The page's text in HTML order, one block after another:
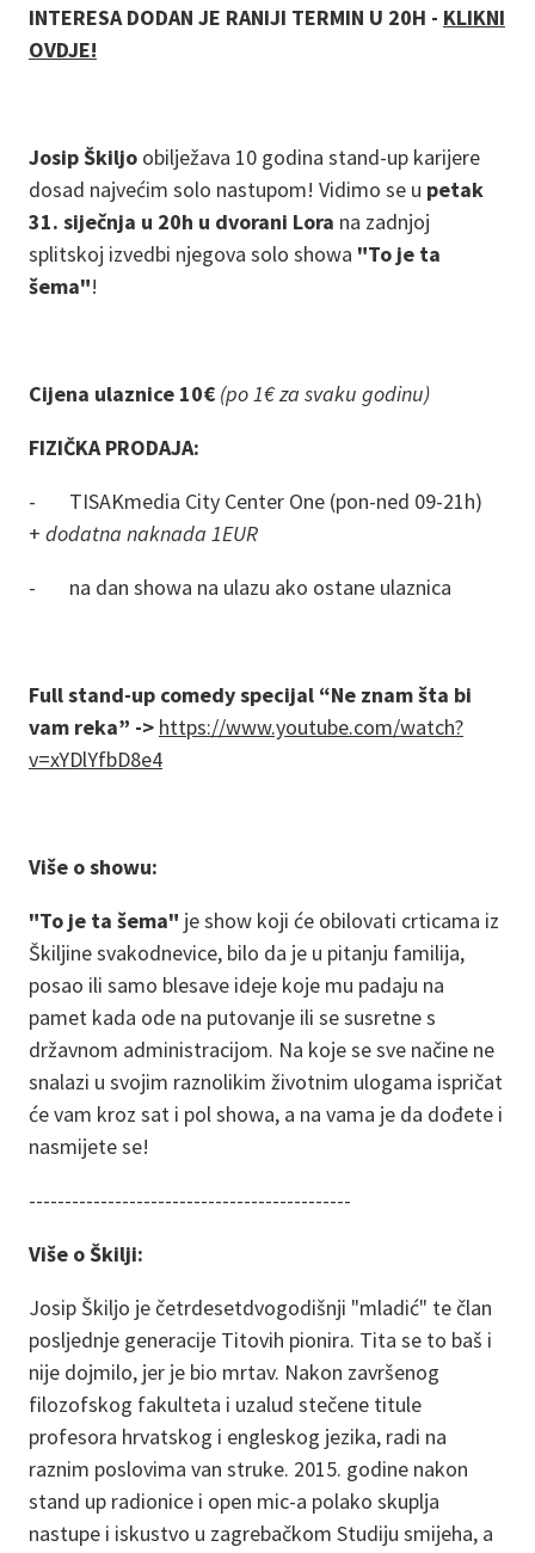
INTERESA DODAN JE RANIJI TERMIN U 20H - KLIKNI
OVDJE!
Josip Škiljo obilježava 10 godina stand-up karijere
dosad najvećim solo nastupom! Vidimo se u petak
31. siječnja u 20h u dvorani Lora na zadnjoj
splitskoj izvedbi njegova solo showa "To je ta
šema"!
Cijena ulaznice 10€ (po 1€ za svaku godinu)
FIZIČKA PRODAJA:
- TISAKmedia City Center One (pon-ned 09-21h)
+ dodatna naknada 1EUR
- na dan showa na ulazu ako ostane ulaznica
Full stand-up comedy specijal “Ne znam šta bi
vam reka” -> https://www.youtube.com/watch?
v=xYDlYfbD8e4
Više o showu:
"To je ta šema" je show koji će obilovati crticama iz
Škiljine svakodnevice, bilo da je u pitanju familija,
posao ili samo blesave ideje koje mu padaju na
pamet kada ode na putovanje ili se susretne s
državnom administracijom. Na koje se sve načine ne
snalazi u svojim raznolikim životnim ulogama ispričat
će vam kroz sat i pol showa, a na vama je da dođete i
nasmijete se!
---------------------------------------------
Više o Škilji:
Josip Škiljo je četrdesetdvogodišnji "mladić" te član
posljednje generacije Titovih pionira. Tita se to baš i
nije dojmilo, jer je bio mrtav. Nakon završenog
filozofskog fakulteta i uzalud stečene titule
profesora hrvatskog i engleskog jezika, radi na
raznim poslovima van struke. 2015. godine nakon
stand up radionice i open mic-a polako skuplja
nastupe i iskustvo u zagrebačkom Studiju smijeha, a